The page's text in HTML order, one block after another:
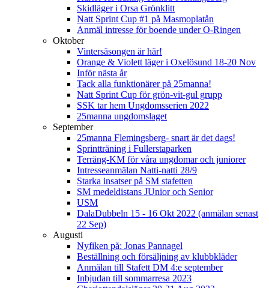
Skidläger i Orsa Grönklitt
Natt Sprint Cup #1 på Masmoplatån
Anmäl intresse för boende under O-Ringen
Oktober
Vintersäsongen är här!
Orange & Violett läger i Oxelösund 18-20 Nov
Inför nästa år
Tack alla funktionärer på 25manna!
Natt Sprint Cup för grön-vit-gul grupp
SSK tar hem Ungdomsserien 2022
25manna ungdomslaget
September
25manna Flemingsberg- snart är det dags!
Sprintträning i Fullerstaparken
Terräng-KM för våra ungdomar och juniorer
Intresseanmälan Natti-natti 28/9
Starka insatser på SM stafetten
SM medeldistans JUnior och Senior
USM
DalaDubbeln 15 - 16 Okt 2022 (anmälan senast
22 Sep)
Augusti
Nyfiken på: Jonas Pannagel
Beställning och försäljning av klubbkläder
Anmälan till Stafett DM 4:e september
Inbjudan till sommarresa 2023